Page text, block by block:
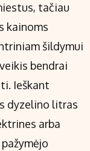
tačiau
kainoms
šildymui
bendrai
Ieškant
dyzelino litras
arba